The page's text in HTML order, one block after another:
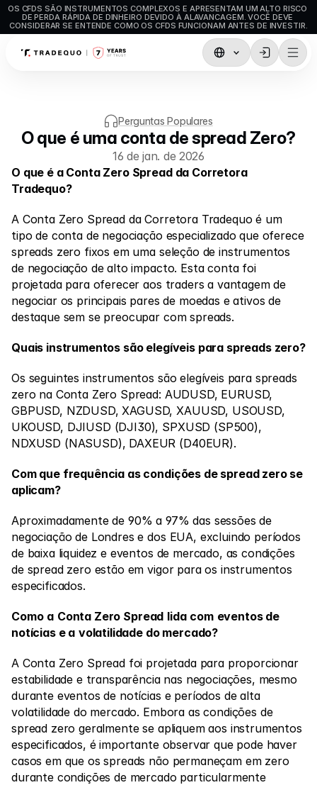
OS CFDS SÃO INSTRUMENTOS COMPLEXOS E APRESENTAM UM ALTO RISCO
DE PERDA RÁPIDA DE DINHEIRO DEVIDO À ALAVANCAGEM. VOCÊ DEVE
CONSIDERAR SE ENTENDE COMO OS CFDS FUNCIONAM ANTES DE INVESTIR.
MetaTrader5
Negociação Social
Depósitos e levantamentos
Tipos de conta
Especificações de Conta
Mercados
Forex
Índices
Ações
Energias
Corretores de Introdução
Perguntas Frequentes
Sobre Nós
Política de Privacidade
Fale Conosco
Documentos Legais
Carreiras
Aprender
Blog
Perguntas Populares
O que é uma conta de spread Zero?
16 de jan. de 2026
O que é a Conta Zero Spread da Corretora
Tradequo?
A Conta Zero Spread da Corretora Tradequo é um
tipo de conta de negociação especializado que oferece
spreads zero fixos em uma seleção de instrumentos
de negociação de alto impacto. Esta conta foi
projetada para oferecer aos traders a vantagem de
negociar os principais pares de moedas e ativos de
destaque sem se preocupar com spreads.
Quais instrumentos são elegíveis para spreads zero?
Os seguintes instrumentos são elegíveis para spreads
zero na Conta Zero Spread: AUDUSD, EURUSD,
GBPUSD, NZDUSD, XAGUSD, XAUUSD, USOUSD,
UKOUSD, DJIUSD (DJI30), SPXUSD (SP500),
NDXUSD (NASUSD), DAXEUR (D40EUR).
Com que frequência as condições de spread zero se
aplicam?
Aproximadamente de 90% a 97% das sessões de
negociação de Londres e dos EUA, excluindo períodos
de baixa liquidez e eventos de mercado, as condições
de spread zero estão em vigor para os instrumentos
especificados.
Como a Conta Zero Spread lida com eventos de
notícias e a volatilidade do mercado?
A Conta Zero Spread foi projetada para proporcionar
estabilidade e transparência nas negociações, mesmo
durante eventos de notícias e períodos de alta
volatilidade do mercado. Embora as condições de
spread zero geralmente se apliquem aos instrumentos
especificados, é importante observar que pode haver
casos em que os spreads não permaneçam em zero
durante condições de mercado particularmente